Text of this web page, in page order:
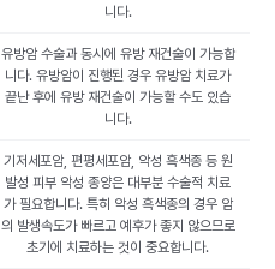
니다.
유방암 수술과 동시에 유방 재건술이 가능합
니다. 유방암이 진행된 경우 유방암 치료가
끝난 후에 유방 재건술이 가능할 수도 있습
니다.
기저세포암, 편평세포암, 악성 흑색종 등 원
발성 피부 악성 종양은 대부분 수술적 치료
가 필요합니다. 특히 악성 흑색종의 경우 암
의 발생속도가 빠르고 예후가 좋지 않으므로
초기에 치료하는 것이 중요합니다.